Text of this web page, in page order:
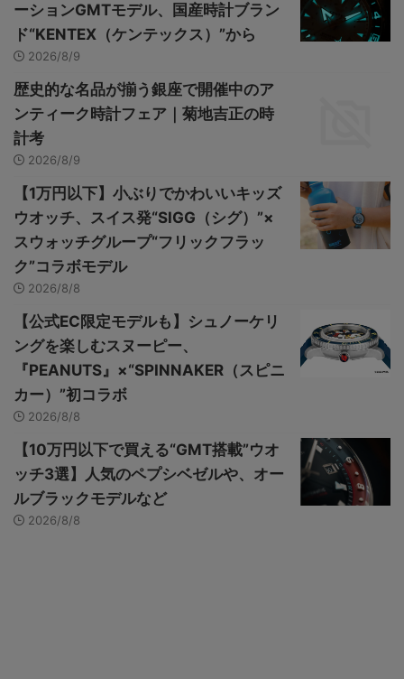
ーションGMTモデル、国産時計ブラン
ド“KENTEX（ケンテックス）”から
2026/8/9
歴史的な名品が揃う銀座で開催中のア
ンティーク時計フェア｜菊地吉正の時
計考
2026/8/9
【1万円以下】小ぶりでかわいいキッズ
ウオッチ、スイス発“SIGG（シグ）”×
スウォッチグループ“フリックフラッ
ク”コラボモデル
2026/8/8
【公式EC限定モデルも】シュノーケリ
ングを楽しむスヌーピー、
『PEANUTS』×“SPINNAKER（スピニ
カー）”初コラボ
2026/8/8
【10万円以下で買える“GMT搭載”ウオ
ッチ3選】人気のペプシベゼルや、オー
ルブラックモデルなど
2026/8/8